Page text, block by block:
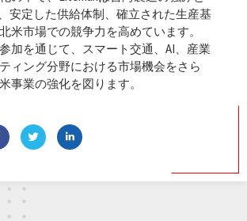
安定した供給体制、確立された生産基
米市場での競争力を高めています。
加を通じて、スマート交通、AI、産業
ィング分野における市場機会をさら
事業の強化を図ります。